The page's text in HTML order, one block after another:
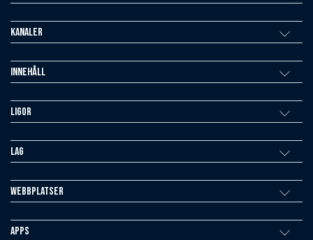
Kanaler
Innehåll
Ligor
Lag
Webbplatser
Apps